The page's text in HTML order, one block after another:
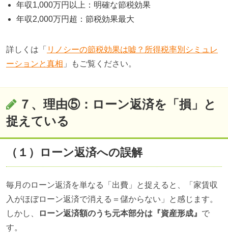
年収1,000万円以上：明確な節税効果
年収2,000万円超：節税効果最大
詳しくは「 リノシーの節税効果は嘘？所得税率別シミュレ
ーションと真相 」もご覧ください。
７、理由⑤：ローン返済を「損」と
捉えている
（１）ローン返済への誤解
毎月のローン返済を単なる「出費」と捉えると、「家賃収
入がほぼローン返済で消える＝儲からない」と感じます。
しかし、
ローン返済額のうち元本部分は『資産形成』 で
す。